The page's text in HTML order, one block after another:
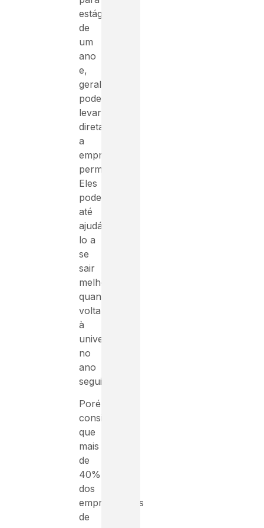
estágios
de
um
ano
e,
geralmente,
podem
levar
diretamente
a
empregos
permanentes.
Eles
podem
até
ajudá-
lo a
se
sair
melhor
quando
voltar
à
universidade
no
ano
seguinte.
Porém,
considerando
que
mais
de
40%
dos
empregadores
de